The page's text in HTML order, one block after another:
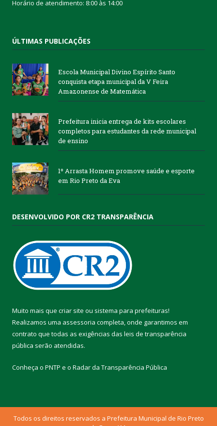
Horário de atendimento: 8:00 às 14:00
ÚLTIMAS PUBLICAÇÕES
Escola Municipal Divino Espírito Santo
conquista etapa municipal da V Feira
Amazonense de Matemática
Prefeitura inicia entrega de kits escolares
completos para estudantes da rede municipal
de ensino
1º Arrasta Homem promove saúde e esporte
em Rio Preto da Eva
DESENVOLVIDO POR CR2 TRANSPARÊNCIA
Muito mais que criar site ou sistema para prefeituras!
Realizamos uma assessoria completa, onde garantimos em
contrato que todas as exigências das leis de transparência
pública serão atendidas.
Conheça o PNTP e o Radar da Transparência Pública
Todos os direitos reservados a Prefeitura Municipal de Rio Preto